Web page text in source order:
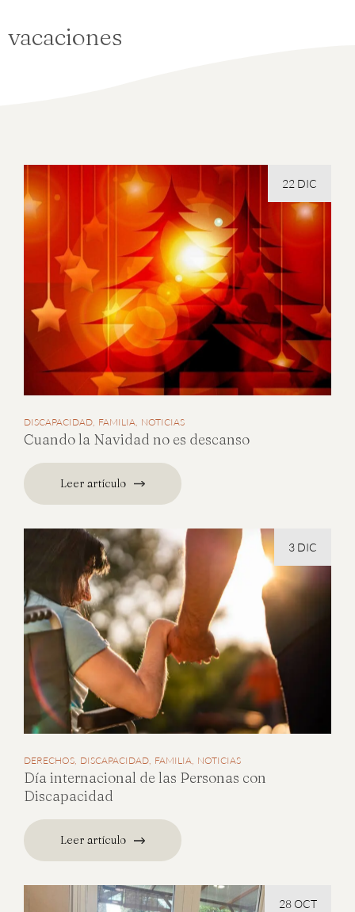
vacaciones
22 DIC
DISCAPACIDAD FAMILIA NOTICIAS
Cuando la Navidad no es descanso
Leer artículo
3 DIC
DERECHOS DISCAPACIDAD FAMILIA NOTICIAS
Día internacional de las Personas con
Discapacidad
Leer artículo
28 OCT